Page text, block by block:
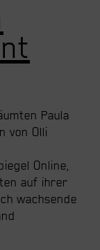
Paula
von Olli
Online,
auf ihrer
wachsende